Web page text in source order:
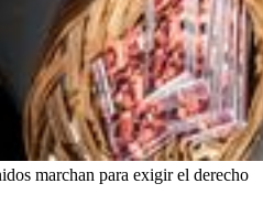
marchan para exigir el derecho